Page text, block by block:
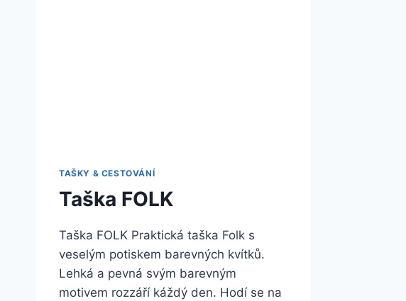
TAŠKY & CESTOVÁNÍ
Taška FOLK
Taška FOLK Praktická taška Folk s
veselým potiskem barevných kvítků.
Lehká a pevná svým barevným
motivem rozzáří káždý den. Hodí se na